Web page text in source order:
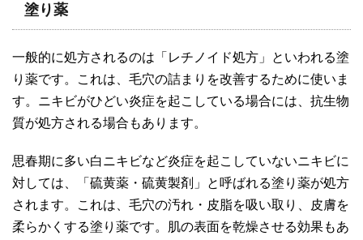
塗り薬
一般的に処方されるのは「レチノイド処方」といわれる塗
り薬です。これは、毛穴の詰まりを改善するために使いま
す。ニキビがひどい炎症を起こしている場合には、抗生物
質が処方される場合もあります。
思春期に多い白ニキビなど炎症を起こしていないニキビに
対しては、「硫黄薬・硫黄製剤」と呼ばれる塗り薬が処方
されます。これは、毛穴の汚れ・皮脂を吸い取り、皮膚を
柔らかくする塗り薬です。肌の表面を乾燥させる効果もあ